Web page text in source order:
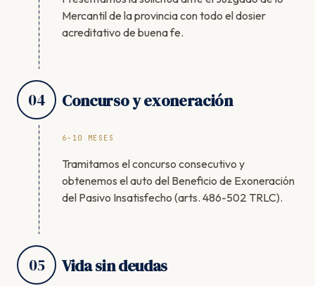
Mercantil de la provincia con todo el dosier
acreditativo de buena fe.
04 Concurso y exoneración
6–10 MESES
Tramitamos el concurso consecutivo y
obtenemos el auto del Beneficio de Exoneración
del Pasivo Insatisfecho (arts. 486-502 TRLC).
05 Vida sin deudas